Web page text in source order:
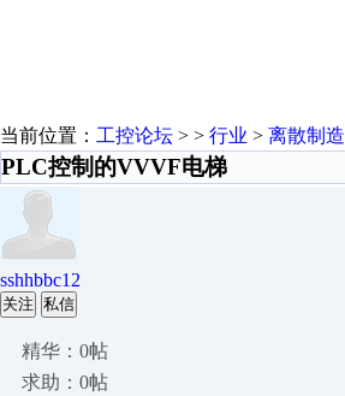
当前位置： 工控论坛 > > 行业 > 离散制造
PLC控制的VVVF电梯
sshhbbc12
关注 私信
精华：0帖
求助：0帖